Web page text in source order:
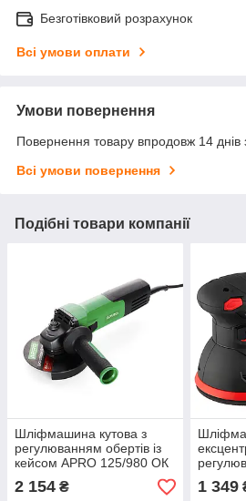
Безготівковий розрахунок
Всі умови оплати
Умови повернення
Повернення товару впродовж 14 днів
Всі умови повернення
Подібні товари компанії
Шліфмашина кутова з
регулюванням обертів із
кейсом APRO 125/980 ОК
(899020) 980 Вт, Ø125 мм
2 154 ₴
0541)
1 349